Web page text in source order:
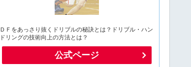
ＤＦをあっさり抜くドリブルの秘訣とは？ドリブル・ハン
ドリングの技術向上の方法とは？
公式ページ